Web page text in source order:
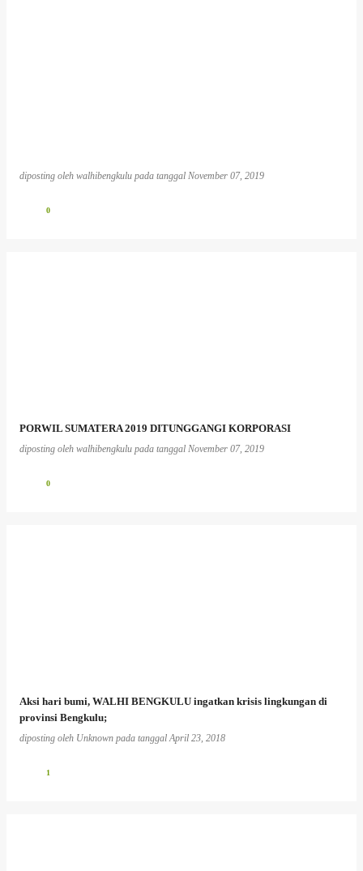
diposting oleh walhibengkulu pada tanggal November 07, 2019
0
PORWIL SUMATERA 2019 DITUNGGANGI KORPORASI
diposting oleh walhibengkulu pada tanggal November 07, 2019
0
Aksi hari bumi, WALHI BENGKULU ingatkan krisis lingkungan di
provinsi Bengkulu;
diposting oleh Unknown pada tanggalApril 23, 2018
1